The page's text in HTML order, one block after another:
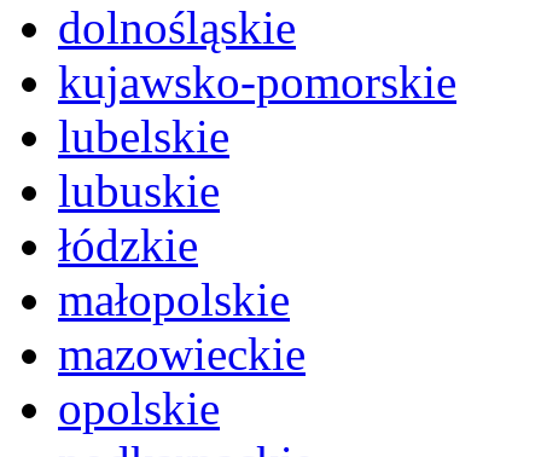
dolnośląskie
kujawsko-pomorskie
lubelskie
lubuskie
łódzkie
małopolskie
mazowieckie
opolskie